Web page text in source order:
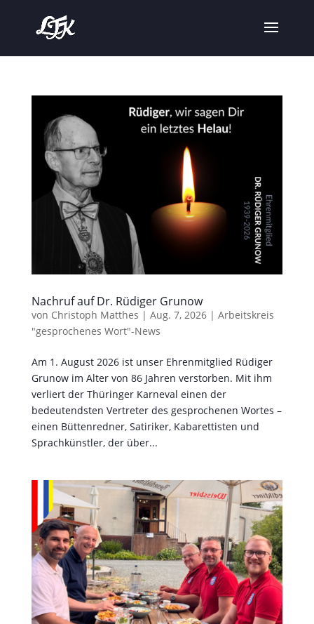
Nachruf auf Dr. Rüdiger Grunow
von Christoph Matthes | Aug. 7, 2026| Arbeitskreis
"gesprochenes Wort"-News
Am 1. August 2026 ist unser Ehrenmitglied Rüdiger
Grunow im Alter von 86 Jahren verstorben. Mit ihm
verliert der Thüringer Karneval einen der
bedeutendsten Vertreter des gesprochenen Wortes –
einen Büttenredner, Satiriker, Kabarettisten und
Sprachkünstler, der über...